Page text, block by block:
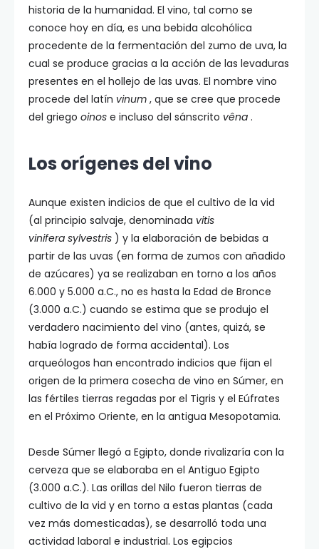
historia de la humanidad. El vino, tal como se
conoce hoy en día, es una bebida alcohólica
procedente de la fermentación del zumo de uva, la
cual se produce gracias a la acción de las levaduras
presentes en el hollejo de las uvas. El nombre vino
procede del latín vinum , que se cree que procede
del griego oinos e incluso del sánscrito vêna .
Los orígenes del vino
Aunque existen indicios de que el cultivo de la vid
(al principio salvaje, denominada vitis
vinifera sylvestris ) y la elaboración de bebidas a
partir de las uvas (en forma de zumos con añadido
de azúcares) ya se realizaban en torno a los años
6.000 y 5.000 a.C., no es hasta la Edad de Bronce
(3.000 a.C.) cuando se estima que se produjo el
verdadero nacimiento del vino (antes, quizá, se
había logrado de forma accidental). Los
arqueólogos han encontrado indicios que fijan el
origen de la primera cosecha de vino en Súmer, en
las fértiles tierras regadas por el Tigris y el Eúfrates
en el Próximo Oriente, en la antigua Mesopotamia.
Desde Súmer llegó a Egipto, donde rivalizaría con la
cerveza que se elaboraba en el Antiguo Egipto
(3.000 a.C.). Las orillas del Nilo fueron tierras de
cultivo de la vid y en torno a estas plantas (cada
vez más domesticadas), se desarrolló toda una
actividad laboral e industrial. Los egipcios